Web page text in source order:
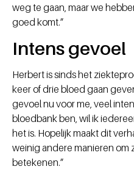
weg te gaan, maar we
goed komt.”
Intens gevoel
Herbert is sinds het
keer of drie bloed gaan
gevoel nu voor me, veel
bloedbank ben, wil ik
het is. Hopelijk maakt dit
weinig andere manieren om
betekenen.”